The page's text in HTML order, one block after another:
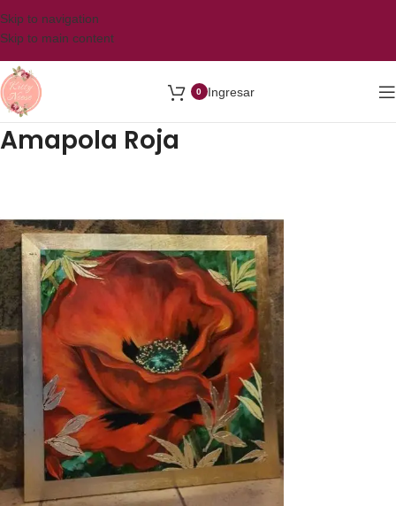
Skip to navigation
Skip to main content
0 Ingresar
Amapola Roja